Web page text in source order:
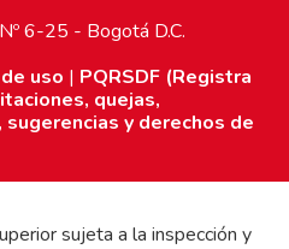
6-25 - Bogotá D.C.
uso | PQRSDF (Registra
quejas,
sugerencias y derechos de
sujeta a la inspección y